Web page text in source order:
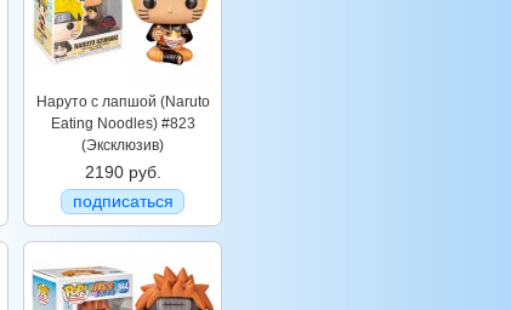
Наруто с лапшой (Naruto
Eating Noodles) #823
(Эксклюзив)
2190 руб.
подписаться